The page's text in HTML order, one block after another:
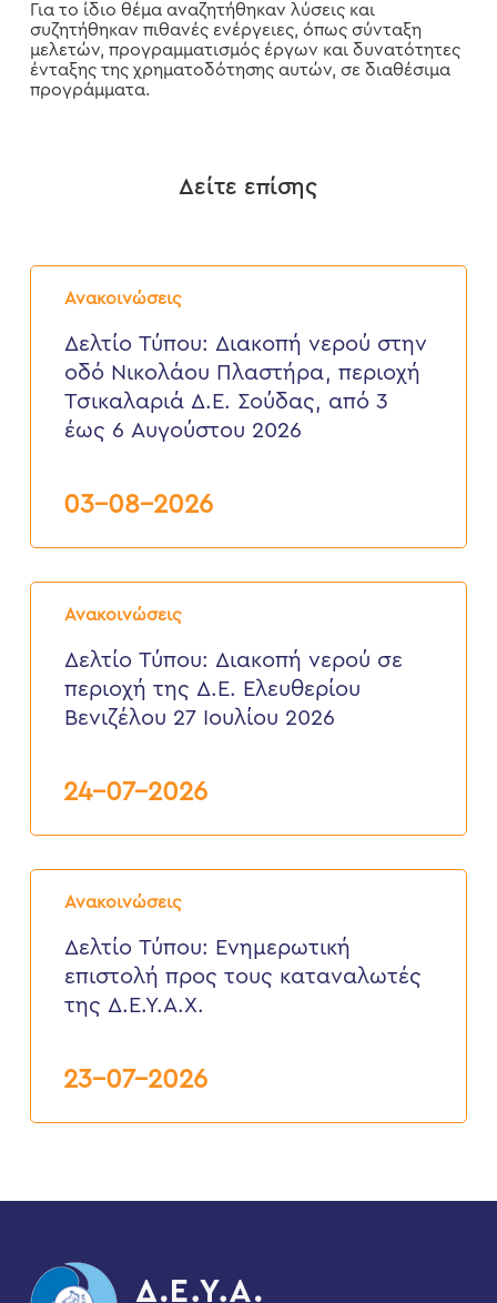
Για το ίδιο θέμα αναζητήθηκαν λύσεις και
συζητήθηκαν πιθανές ενέργειες, όπως σύνταξη
μελετών, προγραμματισμός έργων και δυνατότητες
ένταξης της χρηματοδότησης αυτών, σε διαθέσιμα
προγράμματα.
Δείτε επίσης
Ανακοινώσεις
Δελτίο
Τύπου:
νερού
στην
Νικολάου
Πλαστήρα,
περιοχή
Σούδας,
έως
2026
Δελτίο Τύπου: Διακοπή νερού στην
οδό Νικολάου Πλαστήρα, περιοχή
Τσικαλαριά Δ.Ε. Σούδας, από 3
έως 6 Αυγούστου 2026
03-08-2026
Ανακοινώσεις
Δελτίο
Τύπου:
νερού
περιοχή
2026
Δελτίο Τύπου: Διακοπή νερού σε
περιοχή της Δ.Ε. Ελευθερίου
Βενιζέλου 27 Ιουλίου 2026
24-07-2026
Ανακοινώσεις
Δελτίο
Τύπου:
επιστολή
προς
τους
καταναλωτές
Δελτίο Τύπου: Eνημερωτική
επιστολή προς τους καταναλωτές
της Δ.Ε.Υ.Α.Χ.
23-07-2026